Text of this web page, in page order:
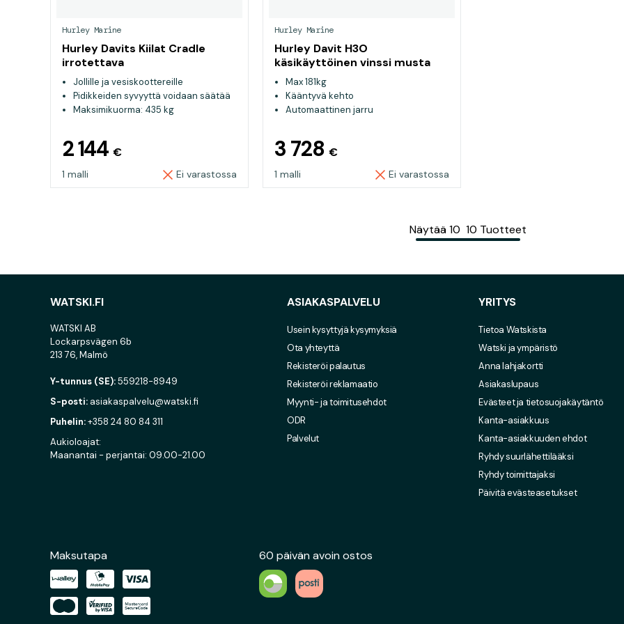
Hurley Marine
Hurley Davits Kiilat Cradle
irrotettava
Jollille ja vesiskoottereille
Pidikkeiden syvyyttä voidaan säätää
Maksimikuorma: 435 kg
2 144 €
1 malli Ei varastossa
Hurley Marine
Hurley Davit H3O
käsikäyttöinen vinssi musta
Max 181kg
Kääntyvä kehto
Automaattinen jarru
3 728 €
1 malli Ei varastossa
Näytää10 10 Tuotteet
WATSKI.FI
WATSKI AB
Lockarpsvägen 6b
213 76, Malmö
Y-tunnus (SE):559218-8949
S-posti: asiakaspalvelu@watski.fi
Puhelin:+358 24 80 84 311
Aukioloajat:
Maanantai - perjantai: 09.00-21.00
ASIAKASPALVELU
Usein kysyttyjä kysymyksiä
Ota yhteyttä
Rekisteröi palautus
Rekisteröi reklamaatio
Myynti- ja toimitusehdot
ODR
Palvelut
YRITYS
Tietoa Watskista
Watski ja ympäristö
Anna lahjakortti
Asiakaslupaus
Evästeet ja tietosuojakäytäntö
Kanta-asiakkuus
Kanta-asiakkuuden ehdot
Ryhdy suurlähettilääksi
Ryhdy toimittajaksi
Päivitä evästeasetukset
Maksutapa 60 päivän avoin ostos